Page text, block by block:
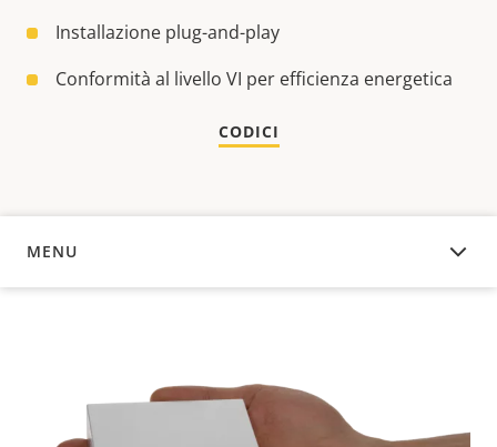
Installazione plug-and-play
Conformità al livello VI per efficienza energetica
CODICI
MENU
PANORAMICA